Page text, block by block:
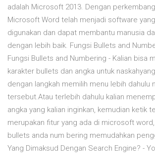
adalah Microsoft 2013. Dengan
Microsoft Word telah menjadi software
digunakan dan dapat membantu manusia
dengan lebih baik. Fungsi Bullets and
Fungsi Bullets and Numbering - Kalian bisa
karakter bullets dan angka untuk
dengan langkah memilih menu lebih dahulu
tersebut.Atau terlebih dahulu kalian
angka yang kalian inginkan, kemudian ketik
merupakan fitur yang ada di microsoft
bullets anda num bering memudahkan
Yang Dimaksud Dengan Search Engine? -